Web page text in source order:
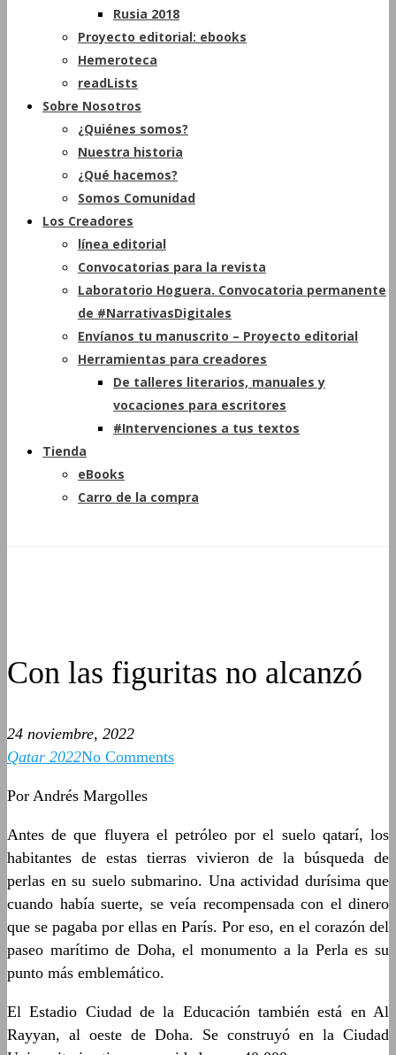
Rusia 2018
Proyecto editorial: ebooks
Hemeroteca
readLists
Sobre Nosotros
¿Quiénes somos?
Nuestra historia
¿Qué hacemos?
Somos Comunidad
Los Creadores
línea editorial
Convocatorias para la revista
Laboratorio Hoguera. Convocatoria permanente
de #NarrativasDigitales
Envíanos tu manuscrito – Proyecto editorial
Herramientas para creadores
De talleres literarios, manuales y
vocaciones para escritores
#Intervenciones a tus textos
Tienda
eBooks
Carro de la compra
Con las figuritas no alcanzó
24 noviembre, 2022
Qatar 2022No Comments
Por Andrés Margolles
Antes de que fluyera el petróleo por el suelo qatarí, los
habitantes de estas tierras vivieron de la búsqueda de
perlas en su suelo submarino. Una actividad durísima que
cuando había suerte, se veía recompensada con el dinero
que se pagaba por ellas en París. Por eso, en el corazón del
paseo marítimo de Doha, el monumento a la Perla es su
punto más emblemático.
El Estadio Ciudad de la Educación también está en Al
Rayyan, al oeste de Doha. Se construyó en la Ciudad